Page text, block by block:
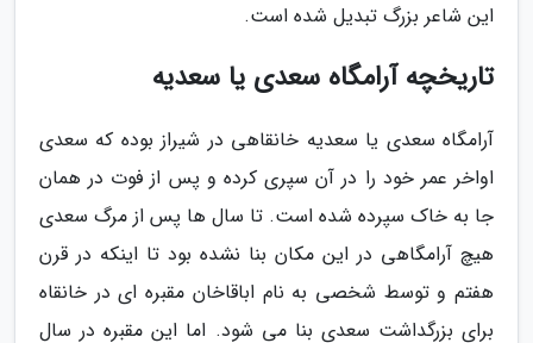
این شاعر بزرگ تبدیل شده است.
تاریخچه آرامگاه سعدی یا سعدیه
آرامگاه سعدی یا سعدیه خانقاهی در شیراز بوده که سعدی
اواخر عمر خود را در آن سپری کرده و پس از فوت در همان
جا به خاک سپرده شده است. تا سال ها پس از مرگ سعدی
هیچ آرامگاهی در این مکان بنا نشده بود تا اینکه در قرن
هفتم و توسط شخصی به نام اباقاخان مقبره ای در خانقاه
برای بزرگداشت سعدی بنا می شود. اما این مقبره در سال